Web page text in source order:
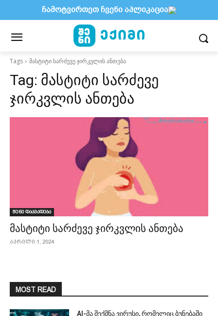
Tags მასტიტი სარძევე ჯირკვლის ანთება
Tag: მასტიტი სარძევე
ჯირკვლის ანთება
შენი დაავადება
მასტიტი სარძევე ჯირკვლის ანთება
აპრილი 1, 2024
MOST READ
AI-მა შექმნა ვირუსი, რომელიც ბუნებაში
ჩამოტვირთეთ ჩვენი აპლიკაცია